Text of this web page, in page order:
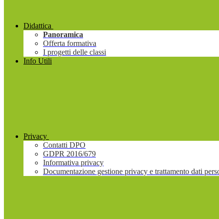
Didattica
Panoramica
Offerta formativa
I progetti delle classi
Info Utili
Privacy
Contatti DPO
GDPR 2016/679
Informativa privacy
Documentazione gestione privacy e trattamento dati